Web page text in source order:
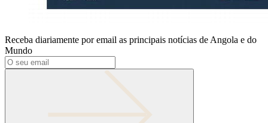
Receba diariamente por email as principais notícias de Angola e do
Mundo